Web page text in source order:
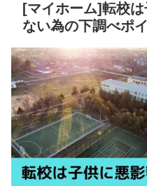
[マイホーム]転校
ない為の下調べポ